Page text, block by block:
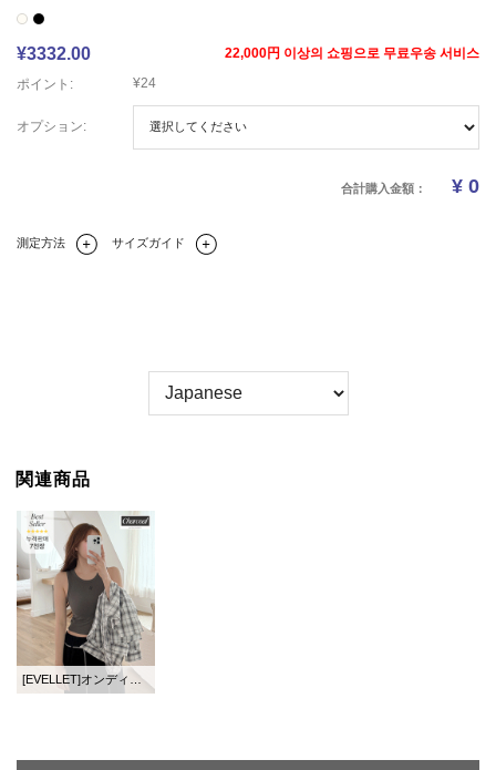
¥3332.00
22,000円 이상의 쇼핑으로 무료우송 서비스
ポイント:
¥24
オプション:
合計購入金額： ¥ 0
測定方法 サイズガイド
関連商品
[EVELLET]オンディア長さ別ゴルジ刺繍スリブリス